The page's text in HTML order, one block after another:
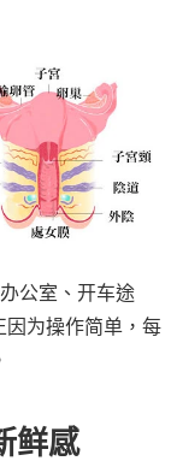
公室、开车途
因为操作简单，每
鲜感